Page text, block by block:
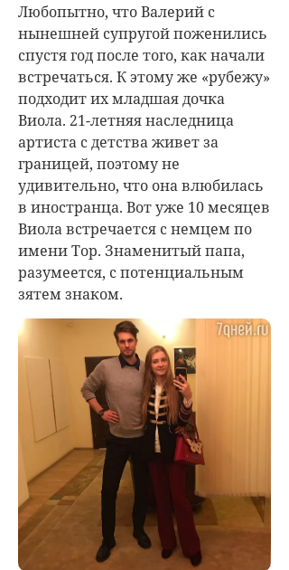
Любопытно, что Валерий с
нынешней супругой поженились
спустя год после того, как начали
встречаться. К этому же «рубежу»
подходит их младшая дочка
Виола. 21-летняя наследница
артиста с детства живет за
границей, поэтому не
удивительно, что она влюбилась
в иностранца. Вот уже 10 месяцев
Виола встречается с немцем по
имени Тор. Знаменитый папа,
разумеется, с потенциальным
зятем знаком.